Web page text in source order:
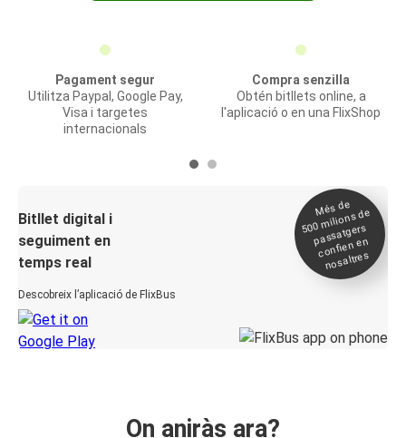
Pagament segur
Utilitza Paypal, Google Pay,
Visa i targetes
internacionals
Compra senzilla
Obtén bitllets online, a
l'aplicació o en una FlixShop
Bitllet digital i
seguiment en
temps real
Descobreix l’aplicació de FlixBus
Més de
500
milions de
passatgers
confien en
nosaltres
On aniràs ara?